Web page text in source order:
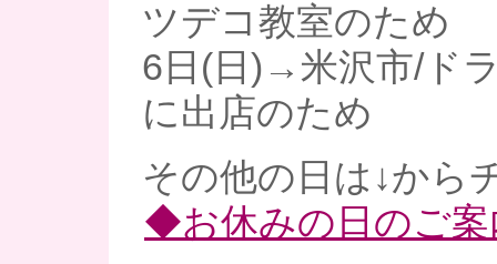
ツデコ教室のため
6日(日)→米沢市/ド
に出店のため
その他の日は↓から
◆お休みの日のご